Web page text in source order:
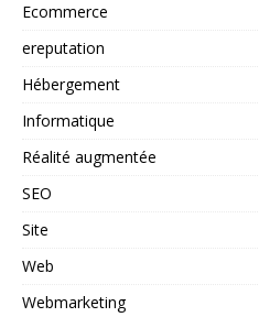
Ecommerce
ereputation
Hébergement
Informatique
Réalité augmentée
SEO
Site
Web
Webmarketing